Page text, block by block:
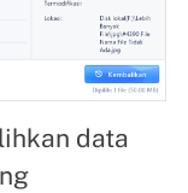
data